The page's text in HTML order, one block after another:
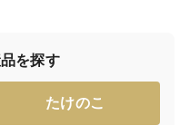
を探す
たけのこ